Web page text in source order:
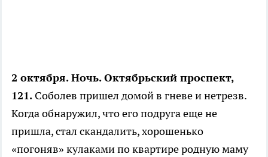
2 октября. Ночь. Октябрьский проспект,
121. Соболев пришел домой в гневе и нетрезв.
Когда обнаружил, что его подруга еще не
пришла, стал скандалить, хорошенько
«погоняв» кулаками по квартире родную маму